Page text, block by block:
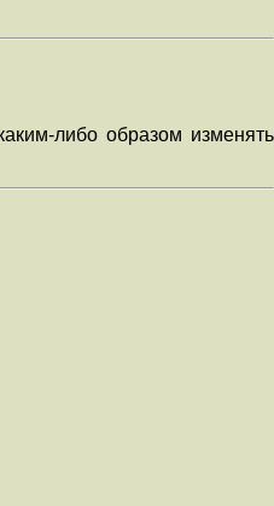
либо образом изменять